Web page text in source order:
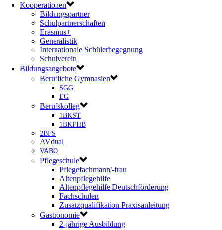
Kooperationen
Bildungspartner
Schulpartnerschaften
Erasmus+
Generalistik
Internationale Schülerbegegnung
Schulverein
Bildungsangebote
Berufliche Gymnasien
SGG
EG
Berufskolleg
1BKST
1BKFHB
2BFS
AVdual
VABO
Pflegeschule
Pflegefachmann/-frau
Altenpflegehilfe
Altenpflegehilfe Deutschförderung
Fachschulen
Zusatzqualifikation Praxisanleitung
Gastronomie
2-jährige Ausbildung